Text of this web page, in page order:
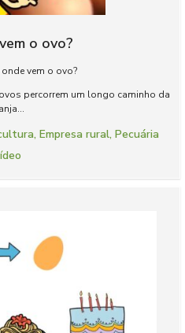
o ovo?
vem o ovo?
percorrem um longo caminho da
, Empresa rural, Pecuária